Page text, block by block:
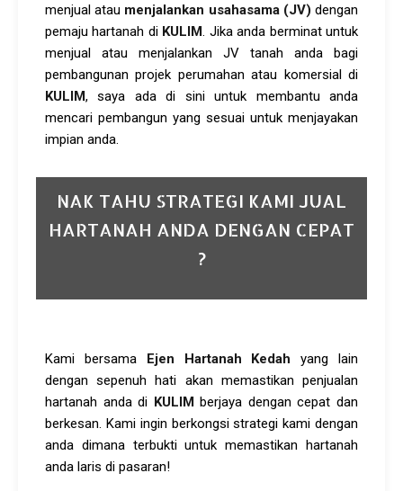
menjual atau menjalankan usahasama (JV) dengan
pemaju hartanah di KULIM. Jika anda berminat untuk
menjual atau menjalankan JV tanah anda bagi
pembangunan projek perumahan atau komersial di
KULIM, saya ada di sini untuk membantu anda
mencari pembangun yang sesuai untuk menjayakan
impian anda.
NAK TAHU STRATEGI KAMI JUAL
HARTANAH ANDA DENGAN CEPAT
?
Kami bersama Ejen Hartanah Kedah yang lain
dengan sepenuh hati akan memastikan penjualan
hartanah anda di KULIMberjaya dengan cepat dan
berkesan. Kami ingin berkongsi strategi kami dengan
anda dimana terbukti untuk memastikan hartanah
anda laris di pasaran!